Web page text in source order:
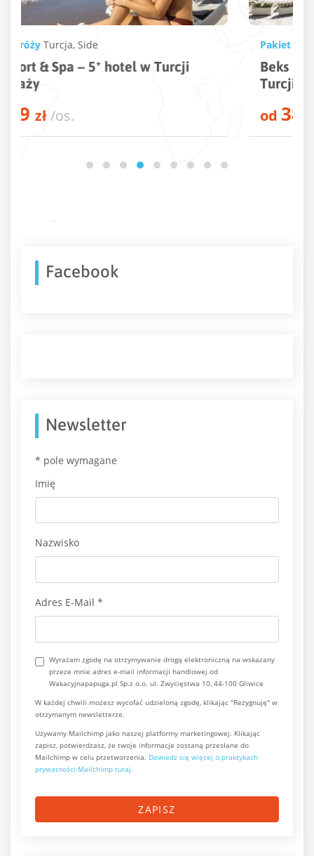
Pakiet podróży
Beks Premium Resort & Spa – 5* hotel w
Turcji przy plaży
od3846
Facebook
Newsletter
* pole wymagane
Imię
Nazwisko
Adres E-Mail *
Wyrażam zgodę na otrzymywanie drogą elektroniczną na wskazany
przeze mnie adres e-mail informacji handlowej od
Wakacyjnapapuga.pl Sp.z o.o. ul. Zwycięstwa 10, 44-100 Gliwice
W każdej chwili możesz wycofać udzieloną zgodę, klikając "Rezygnuję" w
otrzymanym newsletterze.
Używamy Mailchimp jako naszej platformy marketingowej. Klikając
zapisz, potwierdzasz, że twoje informacje zostaną przesłane do
Mailchimp w celu przetworzenia. Dowiedz się więcej o praktykach
prywatności Mailchimp tutaj.
ZAPISZ